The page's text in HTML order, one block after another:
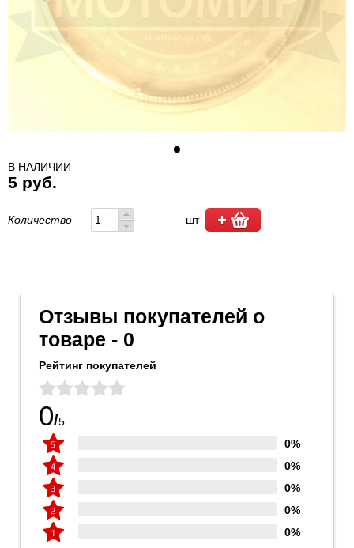
В НАЛИЧИИ
5 руб.
Количество шт
Отзывы покупателей о
товаре - 0
Рейтинг покупателей
0/5
0%
0%
0%
0%
0%